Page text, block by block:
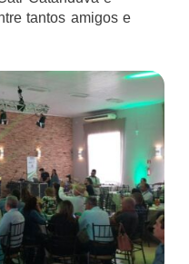
tantos amigos e